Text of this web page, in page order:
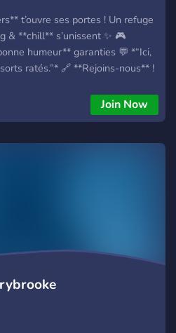
t’ouvre ses portes ! Un refuge
& **chill** s’unissent ✨ 🎮
humeur** garanties 💬 *“Ici,
ratés.”* 🔗 **Rejoins-nous** !
Join Now